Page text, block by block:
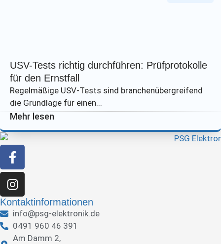
USV-Tests richtig durchführen: Prüfprotokolle
für den Ernstfall
Regelmäßige USV-Tests sind branchenübergreifend
die Grundlage für einen...
Mehr lesen
Kontaktinformationen
info@psg-elektronik.de
0491 960 46 391
Am Damm 2,